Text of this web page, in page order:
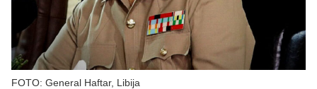
FOTO: General Haftar, Libija